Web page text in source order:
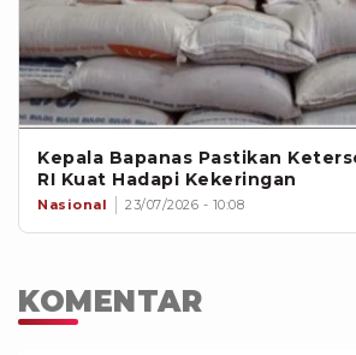
Kepala Bapanas Pastikan
RI Kuat Hadapi Kekeringan
Nasional 23/07/2026 - 10:08
KOMENTAR